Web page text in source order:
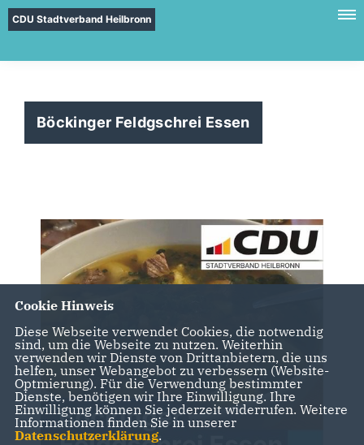
CDU Stadtverband Heilbronn
Böckinger Feldgschrei Essen
Cookie Hinweis
Diese Webseite verwendet Cookies, die notwendig
sind, um die Webseite zu nutzen. Weiterhin
verwenden wir Dienste von Drittanbietern, die uns
helfen, unser Webangebot zu verbessern (Website-
Optmierung). Für die Verwendung bestimmter
Dienste, benötigen wir Ihre Einwilligung. Ihre
Einwilligung können Sie jederzeit widerrufen. Weitere
Informationen finden Sie in unserer
Datenschutzerklärung.